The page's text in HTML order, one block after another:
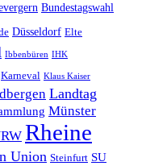
Bundestagswahl
Düsseldorf Elte
Ibbenbüren IHK
Karneval Klaus Kaiser
Landtag
Münster
Rheine
Union Steinfurt SU